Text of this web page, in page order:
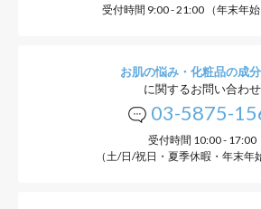
受付時間 9:00 - 21:00 （年末年始
お肌の悩み・化粧品の成
に関するお問い合わせ
03-5875-
受付時間 10:00 - 17:00
（土/日/祝日・夏季休暇・年末年